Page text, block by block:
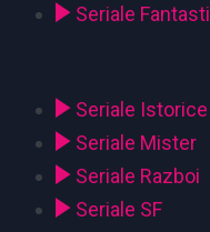
Seriale
Seriale Istorice
Seriale Mister
Seriale Razboi
Seriale SF